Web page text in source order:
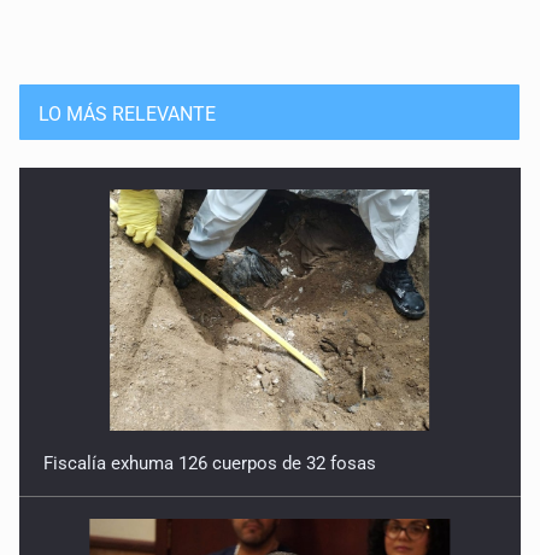
LO MÁS RELEVANTE
Fiscalía exhuma 126 cuerpos de 32 fosas